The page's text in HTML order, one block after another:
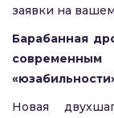
заявки на
Барабанная
Новая